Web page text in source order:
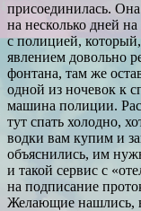
присоединилась. Она
на несколько дней
с полицией,
явлением довольно
фонтана, там же
одной из ночевок к
машина полиции.
тут спать холодно,
водки вам купим и
объяснились, им
и такой сервис с
на подписание
Желающие нашлись,